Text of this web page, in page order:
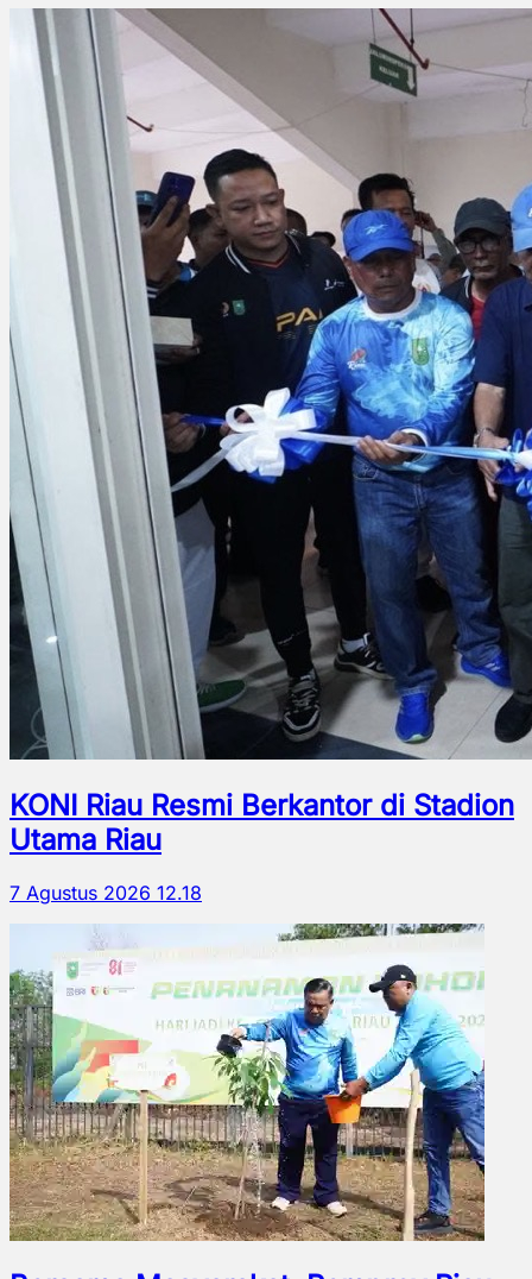
KONI Riau Resmi Berkantor di Stadion
Utama Riau
7 Agustus 2026 12.18